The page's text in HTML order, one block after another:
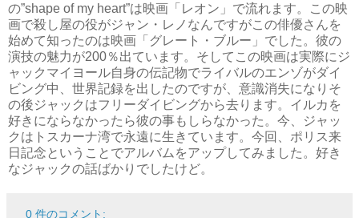
の”shape of my heart”は映画「レオン」で流れます。この映
画で殺し屋の役がジャン・レノなんですがこの俳優さんを
始めて知ったのは映画「グレート・ブルー」でした。彼の
演技の魅力が200％出ています。そしてこの映画は実際にジ
ャックマイヨール自身の伝記物でライバルのエンゾがダイ
ビング中、世界記録を出したのですが、意識消失になりそ
の後ジャックはフリーダイビングから去ります。イルカを
好きにならなかったら彼の事もしらなかった。今、ジャッ
クはトスカーナ湾で永遠に生きています。今回、ポリス来
日記念ということでアルバムをアップしてみました。好き
なジャックの話ばかりでしたけど。
0 件のコメント: